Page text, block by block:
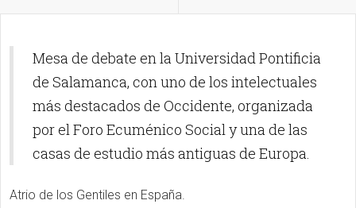
Mesa de debate en la Universidad Pontificia
de Salamanca, con uno de los intelectuales
más destacados de Occidente, organizada
por el Foro Ecuménico Social y una de las
casas de estudio más antiguas de Europa.
Atrio de los Gentiles en España.